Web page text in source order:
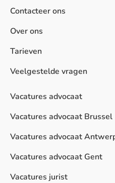
Contacteer ons
Over ons
Tarieven
Veelgestelde vragen
Vacatures advocaat
Vacatures advocaat Brussel
Vacatures advocaat
Vacatures advocaat Gent
Vacatures jurist